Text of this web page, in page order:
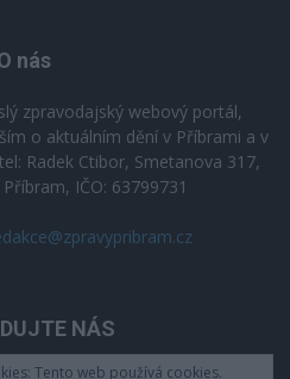
nás
zpravodajský webový portál,
o aktuálním dění v Příbrami a v
Radek Ctibor, Smetanova 317,
IČO: 63799731
NÁS
Tento web používá cookies.